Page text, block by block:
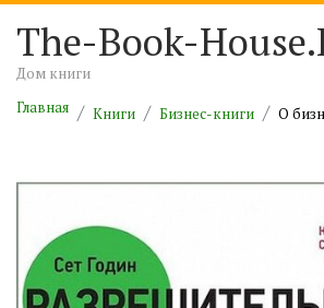
The-Book-
Дом книги
Главная
Книги Бизнес-книги О